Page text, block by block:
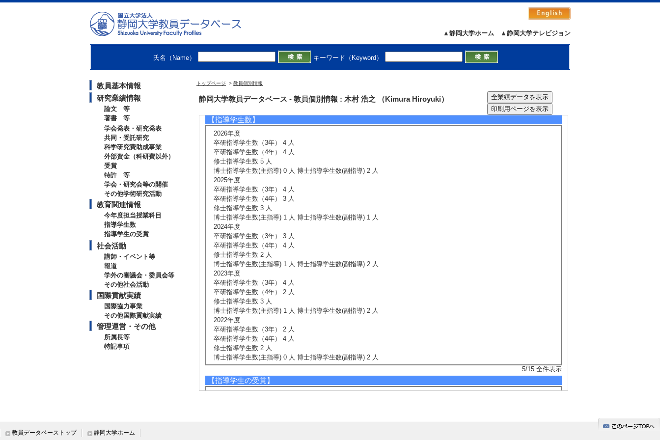
▲静岡大学テレビジョン
▲静岡大学ホーム
氏名（Name） キーワード（Keyword）
教員基本情報
研究業績情報
論文 等
著書 等
学会発表・研究発表
共同・受託研究
科学研究費助成事業
外部資金（科研費以外）
受賞
特許 等
学会・研究会等の開催
その他学術研究活動
教育関連情報
今年度担当授業科目
指導学生数
指導学生の受賞
社会活動
講師・イベント等
報道
学外の審議会・委員会等
その他社会活動
国際貢献実績
国際協力事業
その他国際貢献実績
管理運営・その他
所属長等
特記事項
トップページ > 教員個別情報
静岡大学教員データベース - 教員個別情報 : 木村 浩之 （Kimura Hiroyuki）
[2]. 大学院科目(修士） 地球科学特別演習Ⅲ （2026年度 - 前期 )
[3]. 大学院科目(修士） 地球科学特別演習Ⅳ （2026年度 - 後期 )
[4]. 大学院科目(修士） 地球科学特別演習Ⅴ （2026年度 - 通年 )
[5]. 大学院科目(修士） 地球科学特別演習Ⅵ （2026年度 - 通年 )
[備考] 副担当
5/35全件表示
【指導学生数】
2026年度
卒研指導学生数（3年） 4 人
卒研指導学生数（4年） 4 人
修士指導学生数 5 人
博士指導学生数(主指導) 0 人 博士指導学生数(副指導) 2 人
2025年度
卒研指導学生数（3年） 4 人
卒研指導学生数（4年） 3 人
修士指導学生数 3 人
博士指導学生数(主指導) 1 人 博士指導学生数(副指導) 1 人
2024年度
卒研指導学生数（3年） 3 人
卒研指導学生数（4年） 4 人
修士指導学生数 2 人
博士指導学生数(主指導) 1 人 博士指導学生数(副指導) 2 人
2023年度
卒研指導学生数（3年） 4 人
卒研指導学生数（4年） 2 人
修士指導学生数 3 人
博士指導学生数(主指導) 1 人 博士指導学生数(副指導) 2 人
2022年度
卒研指導学生数（3年） 2 人
卒研指導学生数（4年） 4 人
修士指導学生数 2 人
博士指導学生数(主指導) 0 人 博士指導学生数(副指導) 2 人
5/15 全件表示
【指導学生の受賞】
[2]. 第23回静岡ライフサイエンスシンポジウム優秀ポスター賞 (2023年3月)
教員データベーストップ 静岡大学ホーム